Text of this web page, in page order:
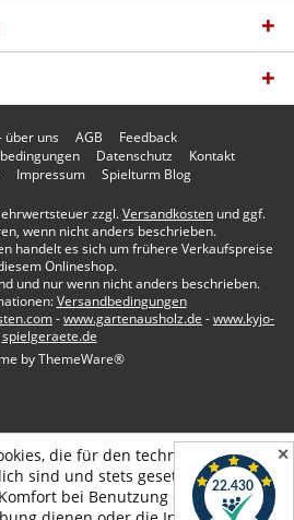
✕
über uns AGB
Feedback
Datenschutz
Kontakt
Impressum Spielturm Blog
zzgl.Versandkosten und ggf.
wenn nicht anders beschrieben.
handelt es sich um frühere Verkaufspreise
Onlineshop.
und nur wenn nicht anders beschrieben.
Versandbedingungen
-www.gartenausholz.de -www.kyjo-
spielgeraete.de
byThemeWare®
die für den technischen Betrieb
sind und stets gesetzt werden.
bei Benutzung dieser Website